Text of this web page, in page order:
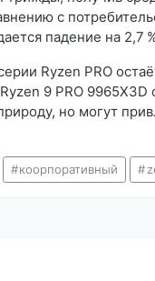
с
падение на 2,7
Ryzen PRO
9 PRO
но могут
коорпоративный